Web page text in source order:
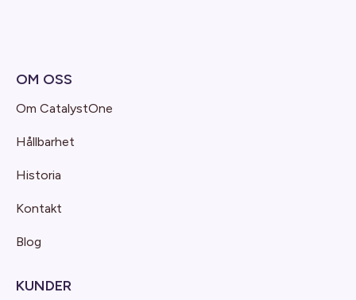
OM OSS
Om CatalystOne
Hållbarhet
Historia
Kontakt
Blog
KUNDER